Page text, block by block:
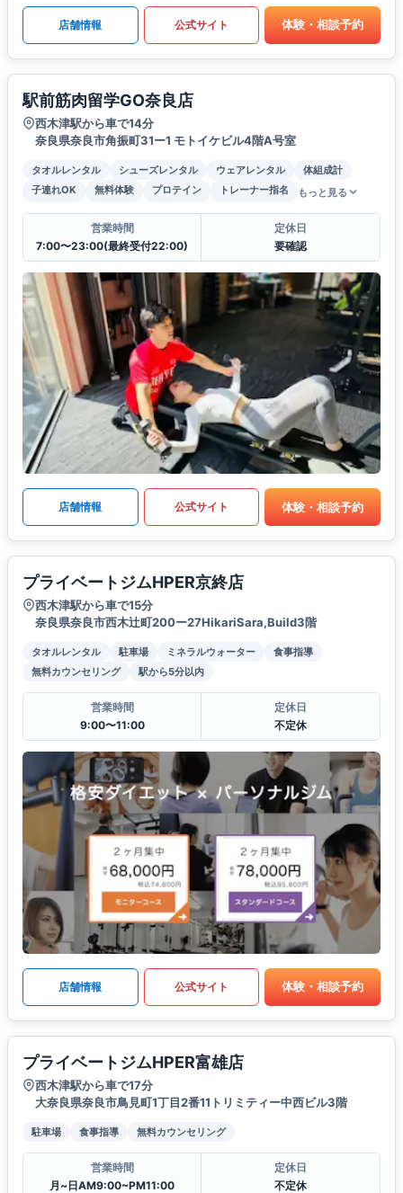
店舗情報 公式サイト 体験・相談予約
駅前筋肉留学GO奈良店
西木津駅から車で14分
奈良県奈良市角振町31ー1 モトイケビル4階A号室
タオルレンタル シューズレンタル ウェアレンタル
体組成計
子連れOK
無料体験 プロテイン トレーナー指名 もっと見る
営業時間
7:00〜23:00(最終受付22:00)
定休日
要確認
店舗情報 公式サイト 体験・相談予約
プライベートジムHPER京終店
西木津駅から車で15分
奈良県奈良市西木辻町200ー27HikariSara,Build3階
タオルレンタル 駐車場 ミネラルウォーター
食事指導
無料カウンセリング
駅から5分以内
営業時間
9:00〜11:00
定休日
不定休
店舗情報 公式サイト 体験・相談予約
プライベートジムHPER富雄店
西木津駅から車で17分
大奈良県奈良市鳥見町1丁目2番11トリミティー中西ビル3階
駐車場 食事指導 無料カウンセリング
営業時間
月~日AM9:00~PM11:00
定休日
不定休